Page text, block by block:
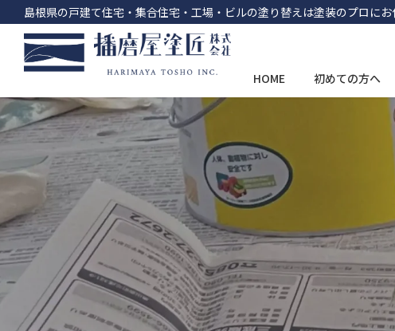
コ
ン
テ
ツ
ス
キ
ッ
プ
ナ
ビ
ゲ
シ
ン
に
移
動
島根県の戸建て住宅・集合住宅・工場・ビルの塗り替えは塗装のプロに
HOME 初めての方へ